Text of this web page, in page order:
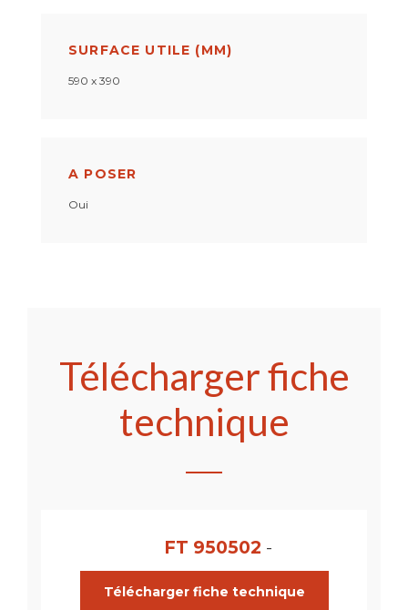
SURFACE UTILE (MM)
590 x 390
A POSER
Oui
Télécharger fiche
technique
FT 950502 -
Télécharger fiche technique